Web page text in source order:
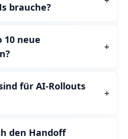
brauche?
10 neue
für AI‑Rollouts
den Handoff